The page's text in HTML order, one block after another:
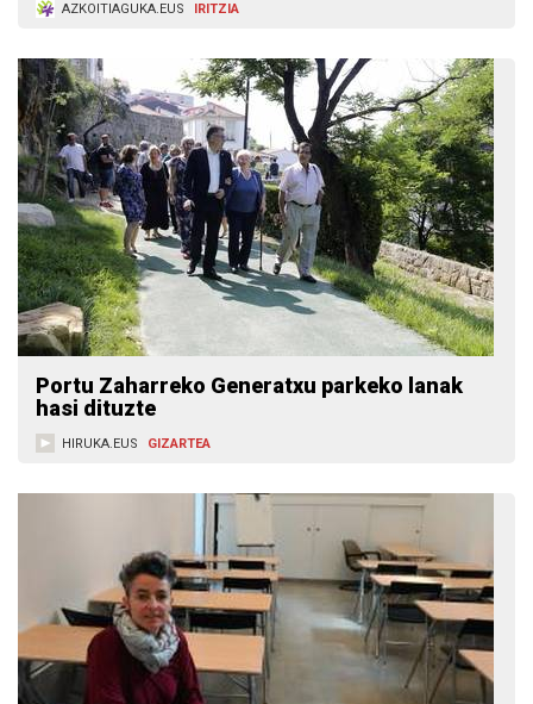
AZKOITIAGUKA.EUS IRITZIA
Portu Zaharreko Generatxu parkeko lanak
hasi dituzte
HIRUKA.EUS GIZARTEA